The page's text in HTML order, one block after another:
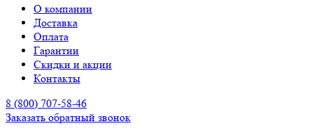
О компании
Доставка
Оплата
Гарантии
Скидки и акции
Контакты
8 (800) 707-58-46
Заказать обратный звонок